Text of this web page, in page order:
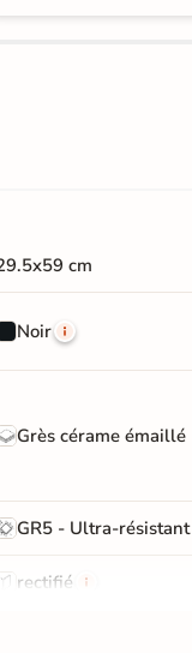
cm
Noir
Grès cérame émaillé
GR5 - Ultra-résistant
rectifié